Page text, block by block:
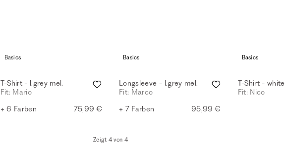
Basics
T-Shirt - l.grey mel.
Fit: Mario
+ 6 Farben
75,99 €
Basics
Longsleeve - l.grey mel.
Fit: Marco
+ 7 Farben
95,99 €
Basics
T-Shirt - white
Fit: Nico
Zeigt 4 von 4